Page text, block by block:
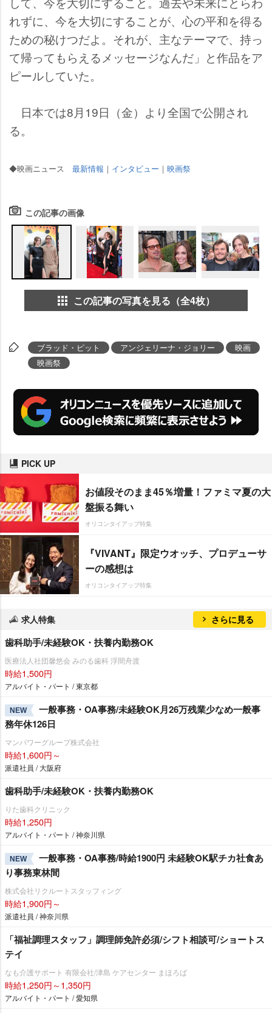
れずに、今を大切にすることが、心の平和を得る
ための秘けつだよ。それが、主なテーマで、持っ
て帰ってもらえるメッセージなんだ」と作品をア
ピールしていた。
日本では8月19日（金）より全国で公開され
る。
◆映画ニュース 最新情報 ｜ インタビュー ｜ 映画祭
この記事の画像
この記事の写真を見る（全4枚）
ブラッド・ピット アンジェリーナ・ジョリー
映画
映画祭
PICK UP
お値段そのまま45％増量！ファミマ夏の大
盤振る舞い
オリコンタイアップ特集
『VIVANT』限定ウオッチ、プロデューサ
ーの感想は
オリコンタイアップ特集
求人特集 さらに見る
歯科助手/未経験OK・扶養内勤務OK
医療法人社団馨悠会 みのる歯科 浮間舟渡
時給1,500円
アルバイト・パート / 東京都
NEW
一般事務・OA事務/未経験OK月26万残業少なめ一般事
務年休126日
マンパワーグループ株式会社
時給1,600円～
派遣社員 / 大阪府
歯科助手/未経験OK・扶養内勤務OK
りた歯科クリニック
時給1,250円
アルバイト・パート / 神奈川県
NEW
一般事務・OA事務/時給1900円 未経験OK駅チカ社食あ
り事務東林間
株式会社リクルートスタッフィング
時給1,900円～
派遣社員 / 神奈川県
「福祉調理スタッフ」調理師免許必須/シフト相談可/ショートス
テイ
なも介護サポート 有限会社/津島 ケアセンター まほろば
時給1,250円～1,350円
アルバイト・パート / 愛知県